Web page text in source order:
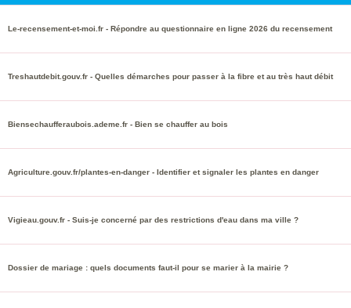
Le-recensement-et-moi.fr - Répondre au questionnaire en ligne 2026 du recensement
Treshautdebit.gouv.fr - Quelles démarches pour passer à la fibre et au très haut débit
Biensechaufferaubois.ademe.fr - Bien se chauffer au bois
Agriculture.gouv.fr/plantes-en-danger - Identifier et signaler les plantes en danger
Vigieau.gouv.fr - Suis-je concerné par des restrictions d'eau dans ma ville ?
Dossier de mariage : quels documents faut-il pour se marier à la mairie ?